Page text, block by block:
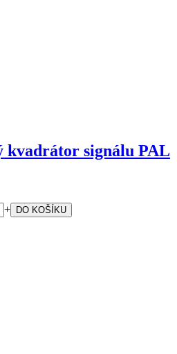
kvadrátor signálu PAL
+